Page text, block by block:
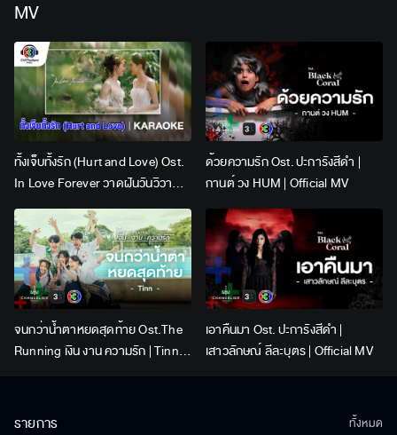
MV
ทั้งเจ็บทั้งรัก (Hurt and Love) Ost.
In Love Forever วาดฝันวันวิวาห์ |
Lingling Kwong x Orm
Kornnaphat | Official Karaoke
ด้วยความรัก Ost. ปะการังสีดำ |
กานต์ วง HUM | Official MV
จนกว่าน้ำตาหยดสุดท้าย Ost.The
Running เงิน งาน ความรัก | Tinn |
เอาคืนมา Ost. ปะการังสีดำ |
เสาวลักษณ์ ลีละบุตร | Official MV
รายการ ทั้งหมด